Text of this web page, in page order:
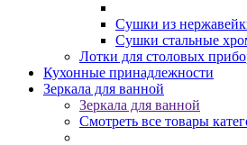
Сушки из
Сушки стальные
Лотки для столовых
Кухонные принадлежности
Зеркала для ванной
Зеркала для ванной
Смотреть все товары